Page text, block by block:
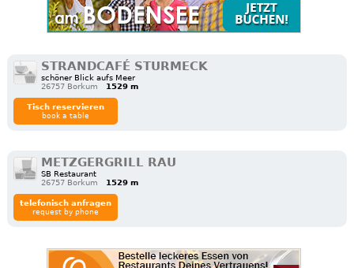
STRANDCAFÉ STURMECK
schöner Blick aufs Meer
26757 Borkum
1529 m
Tisch reservieren
book a table
METZGERGRILL RAU
SB Restaurant
26757 Borkum
1529 m
telefonisch anfragen
request by phone